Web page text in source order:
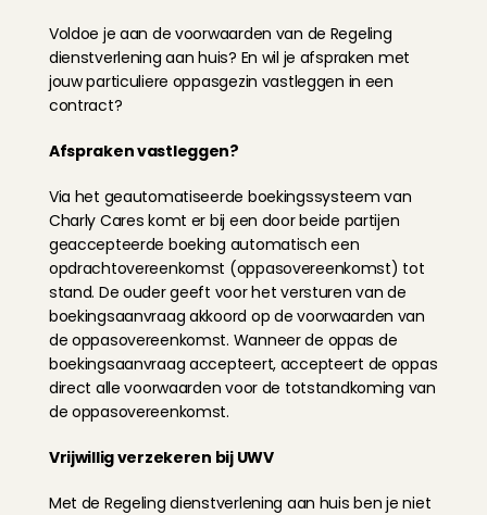
Voldoe je aan de voorwaarden van de Regeling
dienstverlening aan huis? En wil je afspraken met
jouw particuliere oppasgezin vastleggen in een
contract?
Afspraken vastleggen?
Via het geautomatiseerde boekingssysteem van
Charly Cares komt er bij een door beide partijen
geaccepteerde boeking automatisch een
opdrachtovereenkomst (oppasovereenkomst) tot
stand. De ouder geeft voor het versturen van de
boekingsaanvraag akkoord op de voorwaarden van
de oppasovereenkomst. Wanneer de oppas de
boekingsaanvraag accepteert, accepteert de oppas
direct alle voorwaarden voor de totstandkoming van
de oppasovereenkomst.
Vrijwillig verzekeren bij UWV
Met de Regeling dienstverlening aan huis ben je niet